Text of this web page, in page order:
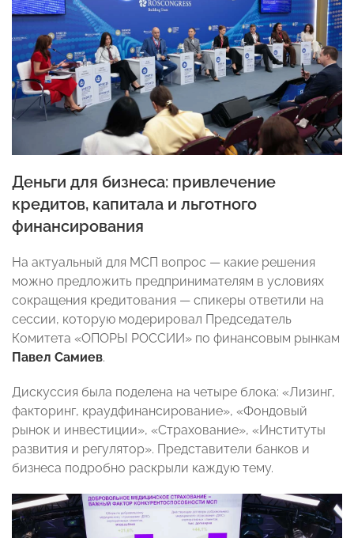
Деньги для бизнеса: привлечение
кредитов, капитала и льготного
финансирования
На актуальный для МСП вопрос — какие решения
можно предложить предпринимателям в условиях
сокращения кредитования — спикеры ответили на
сессии, которую модерировал Председатель
Комитета «ОПОРЫ РОССИИ» по финансовым рынкам
Павел Самиев.
Дискуссия была поделена на четыре блока: «Лизинг,
факторинг, краудфинансирование», «Фондовый
рынок и инвестиции», «Страхование», «Институты
развития и регулятор». Представители банков и
бизнеса подробно раскрыли каждую тему.